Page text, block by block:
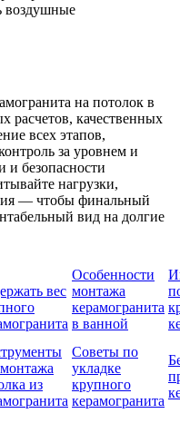
воздушные
на потолок в
расчетов, качественных
всех этапов,
за уровнем и
и безопасности
нагрузки,
— чтобы финальный
вид на долгие
вес
Особенности
монтажа
керамогранита
в ванной
из
Советы по
укладке
крупного
керамогранита